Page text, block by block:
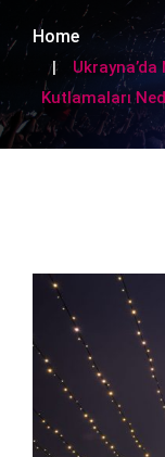
Home
Ukrayna’da
Kutlamaları